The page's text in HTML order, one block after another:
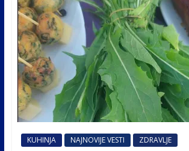
KUHINJA NAJNOVIJE VESTI ZDRAVLJE